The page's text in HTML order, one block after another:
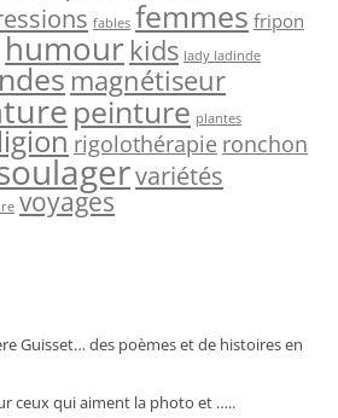
fables femmes fripon
humour kids lady ladinde
magnétiseur
peinture plantes
rigolothérapie ronchon
variétés
voyages
Guisset… des poèmes et de histoires en
ceux qui aiment la photo et …..